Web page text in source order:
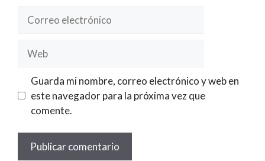
electrónico
Guarda mi nombre, correo electrónico y web en
este navegador para la próxima vez que
comente.